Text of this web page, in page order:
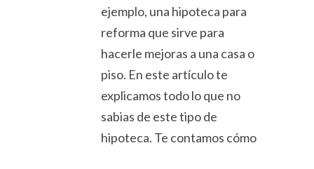
ejemplo, una hipoteca para
reforma que sirve para
hacerle mejoras a una casa o
piso. En este artículo te
explicamos todo lo que no
sabias de este tipo de
hipoteca. Te contamos cómo